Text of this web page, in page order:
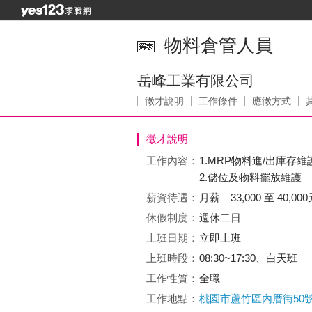
物料倉管人員
岳峰工業有限公司
徵才說明 工作條件 應徵方式
徵才說明
工作內容： 1.MRP物料進/出庫存維
2.儲位及物料擺放維護
薪資待遇： 月薪 33,000 至 40,000
休假制度： 週休二日
上班日期： 立即上班
上班時段： 08:30~17:30、白天班
工作性質： 全職
工作地點： 桃園市蘆竹區內厝街50